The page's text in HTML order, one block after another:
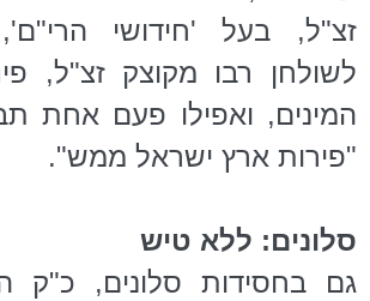
זצ"ל, בעל 'חידושי
לשולחן רבו מקוצק זצ"ל,
המינים, ואפילו פעם אחת
"פירות ארץ ישראל ממש".
סלונים: ללא טיש
גם בחסידות סלונים, כ"ק